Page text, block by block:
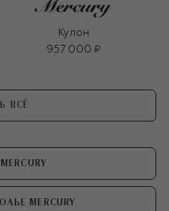
Кулон
957 000 ₽
ВСЁ
MERCURY